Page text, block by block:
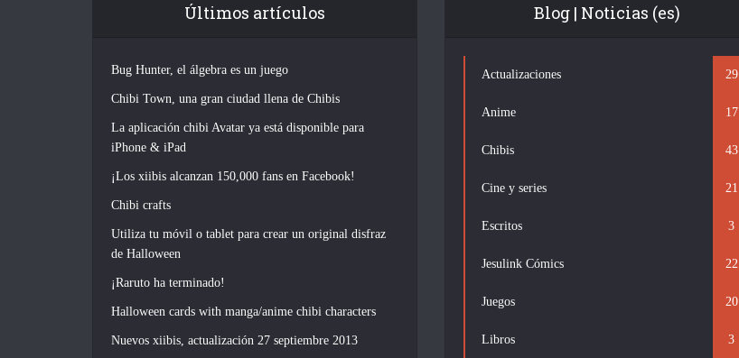
Últimos artículos
Bug Hunter, el álgebra es un juego
Chibi Town, una gran ciudad llena de Chibis
La aplicación chibi Avatar ya está disponible para
iPhone & iPad
¡Los xiibis alcanzan 150,000 fans en Facebook!
Chibi crafts
Utiliza tu móvil o tablet para crear un original disfraz
de Halloween
¡Raruto ha terminado!
Halloween cards with manga/anime chibi characters
Nuevos xiibis, actualización 27 septiembre 2013
Blog | Noticias (es)
Actualizaciones 29
Anime 17
Chibis 43
Cine y series 21
Escritos 3
Jesulink Cómics 22
Juegos 20
Libros 3